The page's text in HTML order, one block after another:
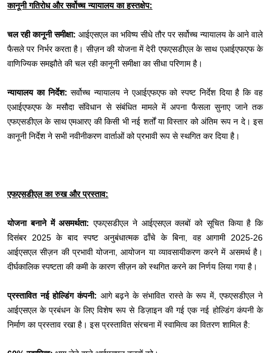
कानूनी गतिरोध और सर्वोच्च न्यायालय का हस्तक्षेप:
चल रही कानूनी समीक्षा: आईएसएल का भविष्य सीधे तौर पर सर्वोच्च न्यायालय के आने वाले
फैसले पर निर्भर करता है। सीज़न की योजना में देरी एफएसडीएल के साथ एआईएफएफ के
वाणिज्यिक समझौते की चल रही कानूनी समीक्षा का सीधा परिणाम है।
न्यायालय का निर्देश: सर्वोच्च न्यायालय ने एआईएफएफ को स्पष्ट निर्देश दिया है कि वह
एआईएफएफ के मसौदा संविधान से संबंधित मामले में अपना फैसला सुनाए जाने तक
एफएसडीएल के साथ एमआरए की किसी भी नई शर्तों या विस्तार को अंतिम रूप न दे। इस
कानूनी निर्देश ने सभी नवीनीकरण वार्ताओं को प्रभावी रूप से स्थगित कर दिया है।
एफएसडीएल का रुख और प्रस्ताव:
योजना बनाने में असमर्थता: एफएसडीएल ने आईएसएल क्लबों को सूचित किया है कि
दिसंबर 2025 के बाद स्पष्ट अनुबंधात्मक ढाँचे के बिना, वह आगामी 2025-26
आईएसएल सीज़न की प्रभावी योजना, आयोजन या व्यावसायीकरण करने में असमर्थ है।
दीर्घकालिक स्पष्टता की कमी के कारण सीज़न को स्थगित करने का निर्णय लिया गया है।
प्रस्तावित नई होल्डिंग कंपनी: आगे बढ़ने के संभावित रास्ते के रूप में, एफएसडीएल ने
आईएसएल के प्रबंधन के लिए विशेष रूप से डिज़ाइन की गई एक नई होल्डिंग कंपनी के
निर्माण का प्रस्ताव रखा है। इस प्रस्तावित संरचना में स्वामित्व का वितरण शामिल है: